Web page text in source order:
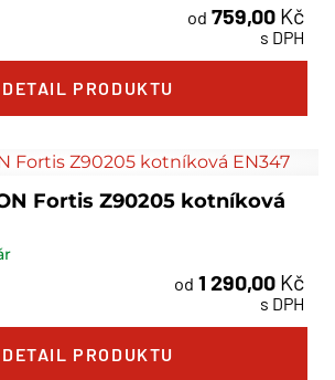
od 759,00 Kč
s DPH
DETAIL PRODUKTU
Fortis Z90205 kotníková
od 1 290,00 Kč
s DPH
DETAIL PRODUKTU